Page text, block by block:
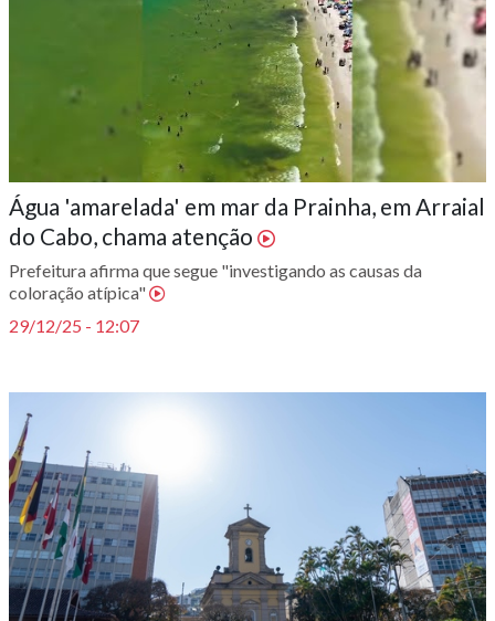
Água 'amarelada' em mar da Prainha, em Arraial
do Cabo, chama atenção
Prefeitura afirma que segue "investigando as causas da
coloração atípica"
29/12/25 - 12:07